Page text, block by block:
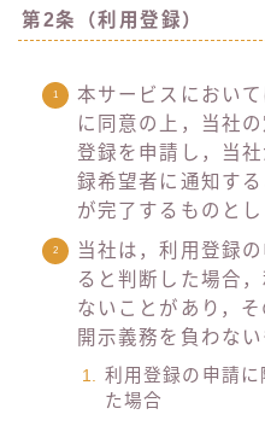
第2条（利用登録）
本サービスにおい
に同意の上，当社
登録を申請し，当
録希望者に通知す
が完了するものとし
当社は，利用登録
ると判断した場合
ないことがあり，
開示義務を負わない
利用登録の申請
た場合